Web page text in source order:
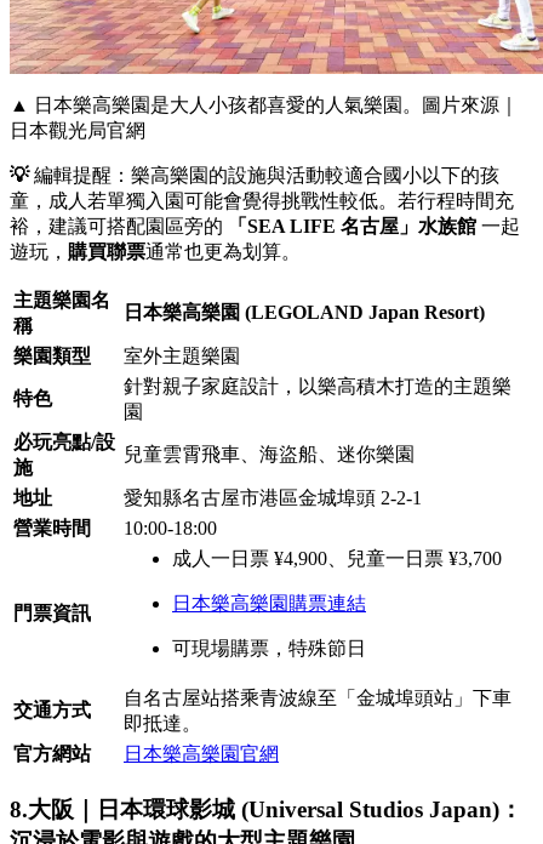
▲ 日本樂高樂園是大人小孩都喜愛的人氣樂園。圖片來源｜
日本觀光局官網
💡編輯提醒：樂高樂園的設施與活動較適合國小以下的孩
童，成人若單獨入園可能會覺得挑戰性較低。若行程時間充
裕，建議可搭配園區旁的
「SEA LIFE 名古屋」水族館 一起
遊玩， 購買聯票通常也更為划算。
主題樂園名
稱
日本樂高樂園 (LEGOLAND Japan Resort)
樂園類型 室外主題樂園
特色
針對親子家庭設計，以樂高積木打造的主題樂
園
必玩亮點/設
施
兒童雲霄飛車、海盜船、迷你樂園
地址
愛知縣名古屋市港區金城埠頭 2-2-1
營業時間
10:00-18:00
門票資訊
成人一日票 ¥4,900、兒童一日票 ¥3,700
日本樂高樂園購票連結
可現場購票，特殊節日
交通方式
自名古屋站搭乘青波線至「金城埠頭站」下車
即抵達。
官方網站
日本樂高樂園官網
8.大阪｜日本環球影城 (Universal Studios Japan)：